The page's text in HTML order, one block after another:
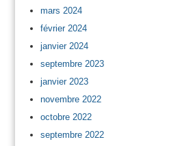
mars 2024
février 2024
janvier 2024
septembre 2023
janvier 2023
novembre 2022
octobre 2022
septembre 2022